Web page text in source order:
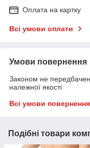
Оплата на картку
Всі умови оплати
Умови повернення
Законом не
належної якості
Всі умови повернення
Подібні товари